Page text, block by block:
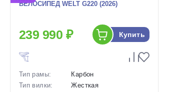
ВЕЛОСИПЕД WELT G220 (2026)
239 990 ₽ Купить
Тип рамы:
Карбон
Тип вилки:
Жесткая